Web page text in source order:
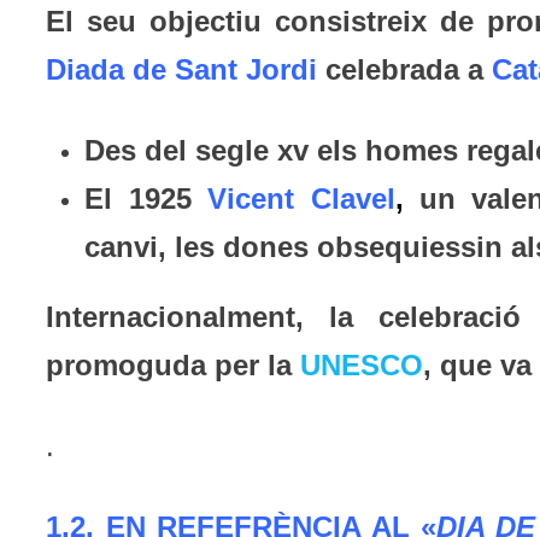
El seu objectiu consistreix de
Diada de Sant Jordi celebrada a
Des del segle xv els homes
El 1925Vicent Clavel, un
canvi, les dones obsequiessin
Internacionalment, la
promoguda per la UNESCO, que
.
1.2. EN REFEFRÈNCIA AL «DIA